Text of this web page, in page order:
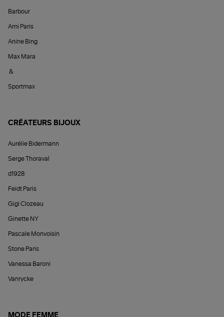
Barbour
Ami Paris
Anine Bing
Max Mara
&
Sportmax
CRÉATEURS BIJOUX
Aurélie Bidermann
Serge Thoraval
d1928
Feidt Paris
Gigi Clozeau
Ginette NY
Pascale Monvoisin
Stone Paris
Vanessa Baroni
Vanrycke